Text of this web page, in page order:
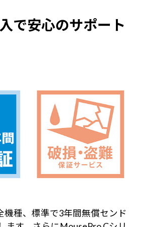
で安心のサポート
機種、標準で3年間無償センド